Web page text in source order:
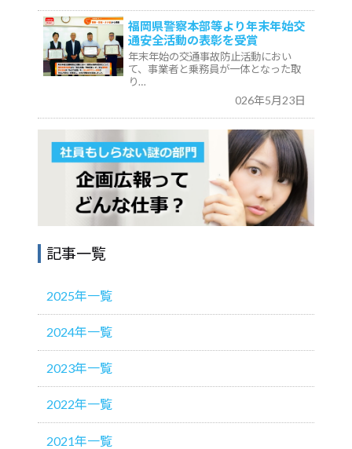
福岡県警察本部等より年末年始交
通安全活動の表彰を受賞
年末年始の交通事故防止活動におい
て、事業者と乗務員が一体となった取
り…
026年5月23日
記事一覧
2025年一覧
2024年一覧
2023年一覧
2022年一覧
2021年一覧